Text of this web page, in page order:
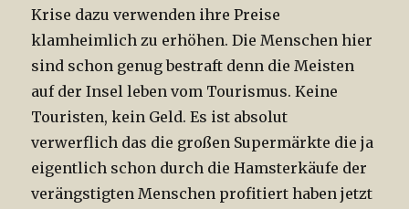
Krise dazu verwenden ihre Preise
klamheimlich zu erhöhen. Die Menschen hier
sind schon genug bestraft denn die Meisten
auf der Insel leben vom Tourismus. Keine
Touristen, kein Geld. Es ist absolut
verwerflich das die großen Supermärkte die ja
eigentlich schon durch die Hamsterkäufe der
verängstigten Menschen profitiert haben jetzt